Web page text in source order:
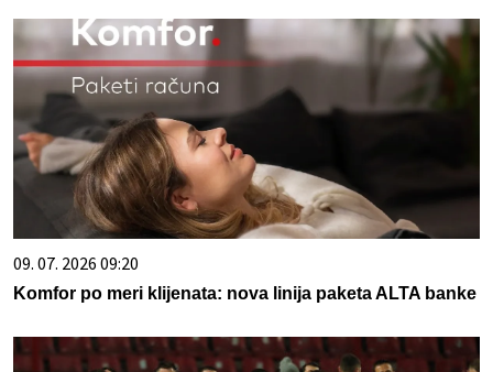
09. 07. 2026 09:20
Komfor po meri klijenata: nova linija paketa ALTA banke